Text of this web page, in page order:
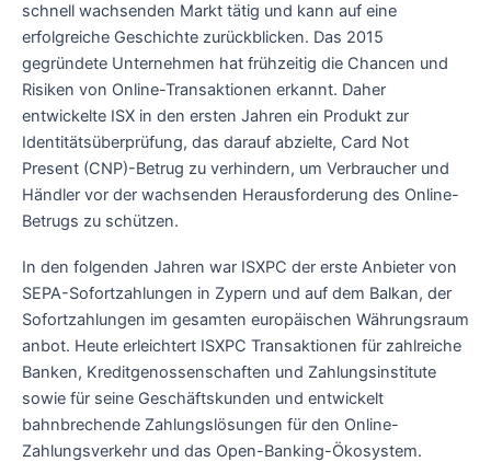
schnell wachsenden Markt tätig und kann auf eine
erfolgreiche Geschichte zurückblicken. Das 2015
gegründete Unternehmen hat frühzeitig die Chancen und
Risiken von Online-Transaktionen erkannt. Daher
entwickelte ISX in den ersten Jahren ein Produkt zur
Identitätsüberprüfung, das darauf abzielte, Card Not
Present (CNP)-Betrug zu verhindern, um Verbraucher und
Händler vor der wachsenden Herausforderung des Online-
Betrugs zu schützen.
In den folgenden Jahren war ISXPC der erste Anbieter von
SEPA-Sofortzahlungen in Zypern und auf dem Balkan, der
Sofortzahlungen im gesamten europäischen Währungsraum
anbot. Heute erleichtert ISXPC Transaktionen für zahlreiche
Banken, Kreditgenossenschaften und Zahlungsinstitute
sowie für seine Geschäftskunden und entwickelt
bahnbrechende Zahlungslösungen für den Online-
Zahlungsverkehr und das Open-Banking-Ökosystem.